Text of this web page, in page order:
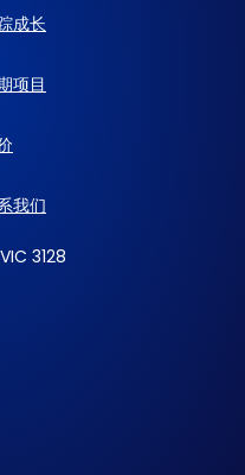
成长
项目
我们
3128